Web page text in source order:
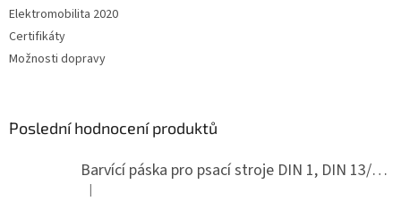
Elektromobilita 2020
Certifikáty
Možnosti dopravy
Poslední hodnocení produktů
Barvící páska pro psací stroje DIN 1, DIN 13/10, LAND, PA červenočerná
Hodnocení produktu je 5 z 5 hvězdiček.
|